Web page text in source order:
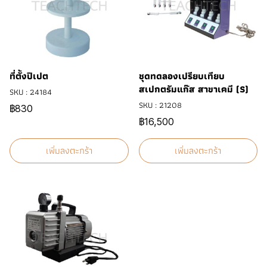
ที่ตั้งปิเปต
SKU : 24184
฿830
เพิ่มลงตะกร้า
ชุดทดลองเปรียบเทียบ
สเปกตรัมแก๊ส สาขาเคมี (S)
SKU : 21208
฿16,500
เพิ่มลงตะกร้า